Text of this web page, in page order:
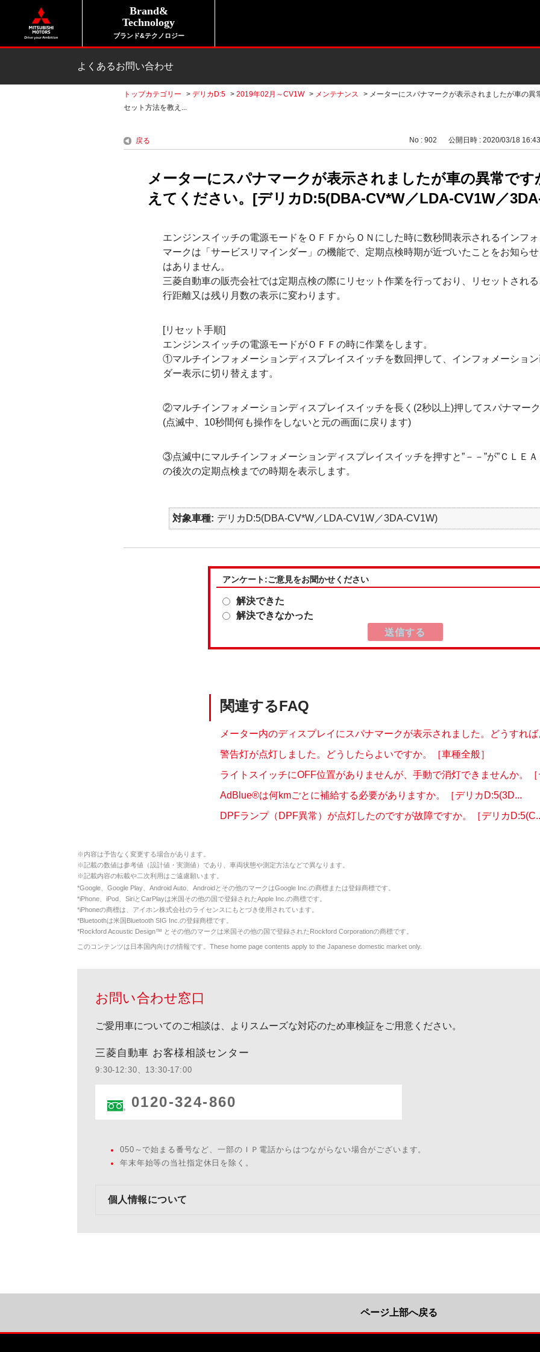
Brand&
Technology
ブランド&テクノロジー
よくあるお問い合わせ
トップカテゴリー > デリカD:5 > 2019年02月～CV1W > メンテナンス > メーターにスパナマークが表示されましたが車の異
セット方法を教え...
戻る No : 902 公開日時 : 2020/03/18 16:43
メーターにスパナマークが表示されましたが車の異常で
えてください。[デリカD:5(DBA-CV*W／LDA-CV1W／
エンジンスイッチの電源モードをＯＦＦからＯＮにした時に数秒間表示されるインフ
マークは「サービスリマインダー」の機能で、定期点検時期が近づいたことをお知ら
はありません。
三菱自動車の販売会社では定期点検の際にリセット作業を行っており、リセットされ
行距離又は残り月数の表示に変わります。
[リセット手順]
エンジンスイッチの電源モードがＯＦＦの時に作業をします。
①マルチインフォメーションディスプレイスイッチを数回押して、インフォメーショ
ダー表示に切り替えます。
②マルチインフォメーションディスプレイスイッチを長く(2秒以上)押してスパナマー
(点滅中、10秒間何も操作をしないと元の画面に戻ります)
③点滅中にマルチインフォメーションディスプレイスイッチを押すと”－－”が”ＣＬＥ
の後次の定期点検までの時期を表示します。
対象車種 デリカD:5(DBA-CV*W／LDA-CV1W／3DA-CV1W)
アンケート:ご意見をお聞かせください
解決できた
解決できなかった
関連するFAQ
メーター内のディスプレイにスパナマークが表示されました。どうすれ
警告灯が点灯しました。どうしたらよいですか。［車種全般］
ライトスイッチにOFF位置がありませんが、手動で消灯できませんか。［
AdBlue®は何kmごとに補給する必要がありますか。［デリカD:5(3D...
DPFランプ（DPF異常）が点灯したのですが故障ですか。［デリカ
※内容は予告なく変更する場合があります。
※記載の数値は参考値（設計値・実測値）であり、車両状態や測定方法などで異なります。
※記載内容の転載や二次利用はご遠慮願います。
*Google、Google Play、Android Auto、Androidとその他のマークはGoogle Inc.の商標または登録商標です。
*iPhone、iPod、SiriとCarPlayは米国その他の国で登録されたApple Inc.の商標です。
*iPhoneの商標は、アイホン株式会社のライセンスにもとづき使用されています。
*Bluetoothは米国Bluetooth SIG Inc.の登録商標です。
*Rockford Acoustic Design™ とその他のマークは米国その他の国で登録されたRockford Corporationの商標です。
このコンテンツは日本国内向けの情報です。These home page contents apply to the Japanese domestic market only.
お問い合わせ窓口
ご愛用車についてのご相談は、よりスムーズな対応のため車検証をご用意ください。
三菱自動車 お客様相談センター
9:30-12:30、13:30-17:00
0120-324-860
050～で始まる番号など、一部のＩＰ電話からはつながらない場合がございます。
年末年始等の当社指定休日を除く。
個人情報について
ページ上部へ戻る